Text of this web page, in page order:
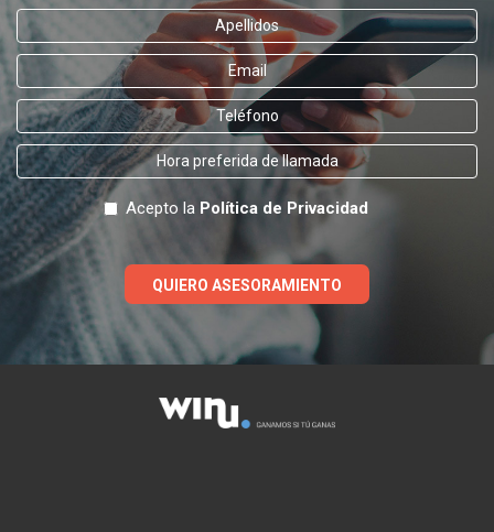
Acepto la Política de Privacidad
QUIERO ASESORAMIENTO